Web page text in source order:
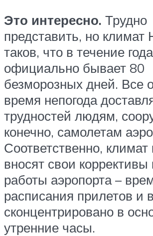
Это интересно. Трудно
представить, но климат
таков, что в течение
официально бывает 80
безморозных дней. Все
время непогода
трудностей людям,
конечно, самолетам
Соответственно, климат
вносят свои
работы аэропорта –
расписания прилетов и
сконцентрировано в
утренние часы.